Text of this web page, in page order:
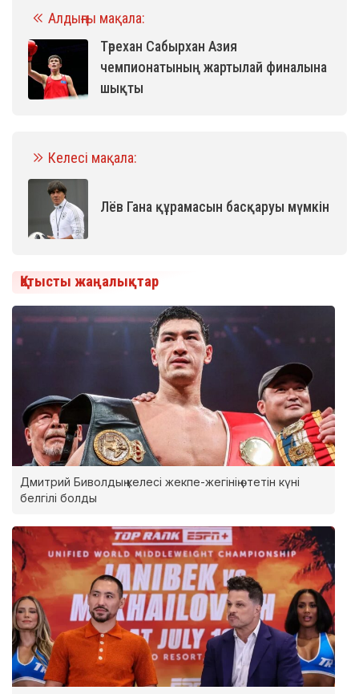
Алдыңғы мақала:
Төрехан Сабырхан Азия
чемпионатының жартылай финалына
шықты
Келесі мақала:
Лёв Гана құрамасын басқаруы мүмкін
Қатысты жаңалықтар
Дмитрий Биволдың келесі жекпе-жегінің өтетін күні
белгілі болды